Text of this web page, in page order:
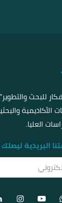
للبحث
الأكاديمية
العليا.
البريدية